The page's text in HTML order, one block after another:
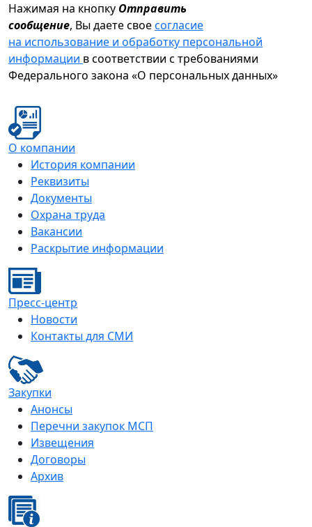
Нажимая на кнопку Отправить
сообщение, Вы даете своесогласие
на использование и обработку персональной
информации в соответствии с требованиями
Федерального закона «О персональных данных»
О компании
История компании
Реквизиты
Документы
Охрана труда
Вакансии
Раскрытие информации
Пресс-центр
Новости
Контакты для СМИ
Закупки
Анонсы
Перечни закупок МСП
Извещения
Договоры
Архив